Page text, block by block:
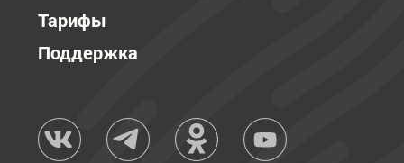
Тарифы
Поддержка